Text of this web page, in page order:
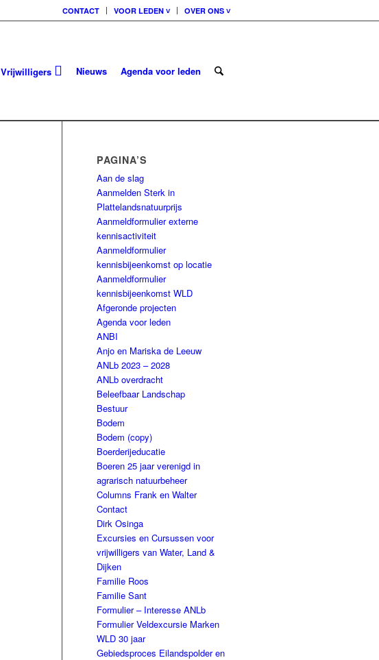
CONTACT VOOR LEDEN ˅ OVER ONS ˅
Vrijwilligers Nieuws Agenda voor leden
PAGINA’S
Aan de slag
Aanmelden Sterk in
Plattelandsnatuurprijs
Aanmeldformulier externe
kennisactiviteit
Aanmeldformulier
kennisbijeenkomst op locatie
Aanmeldformulier
kennisbijeenkomst WLD
Afgeronde projecten
Agenda voor leden
ANBI
Anjo en Mariska de Leeuw
ANLb 2023 – 2028
ANLb overdracht
Beleefbaar Landschap
Bestuur
Bodem
Bodem (copy)
Boerderijeducatie
Boeren 25 jaar verenigd in
agrarisch natuurbeheer
Columns Frank en Walter
Contact
Dirk Osinga
Excursies en Cursussen voor
vrijwilligers van Water, Land &
Dijken
Familie Roos
Familie Sant
Formulier – Interesse ANLb
Formulier Veldexcursie Marken
WLD 30 jaar
Gebiedsproces Eilandspolder en